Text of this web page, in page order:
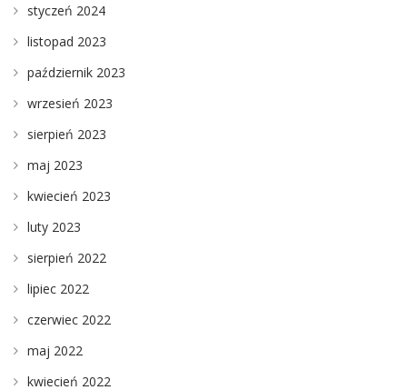
styczeń 2024
listopad 2023
październik 2023
wrzesień 2023
sierpień 2023
maj 2023
kwiecień 2023
luty 2023
sierpień 2022
lipiec 2022
czerwiec 2022
maj 2022
kwiecień 2022